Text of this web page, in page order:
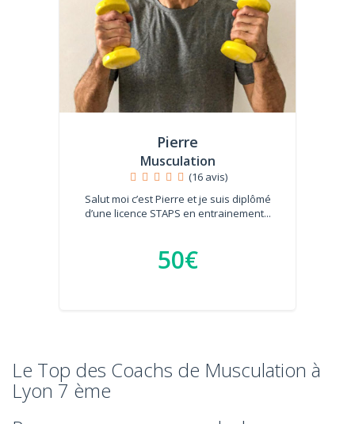
Pierre
Musculation
(16 avis)
Salut moi c’est Pierre et je suis diplômé
d’une licence STAPS en entrainement...
50€
Le Top des Coachs de Musculation à
Lyon 7 ème